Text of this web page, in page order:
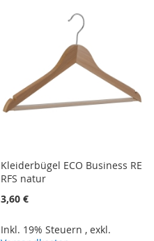
Kleiderbügel ECO Business RE
RFS natur
3,60 €
Inkl. 19% Steuern ,exkl.